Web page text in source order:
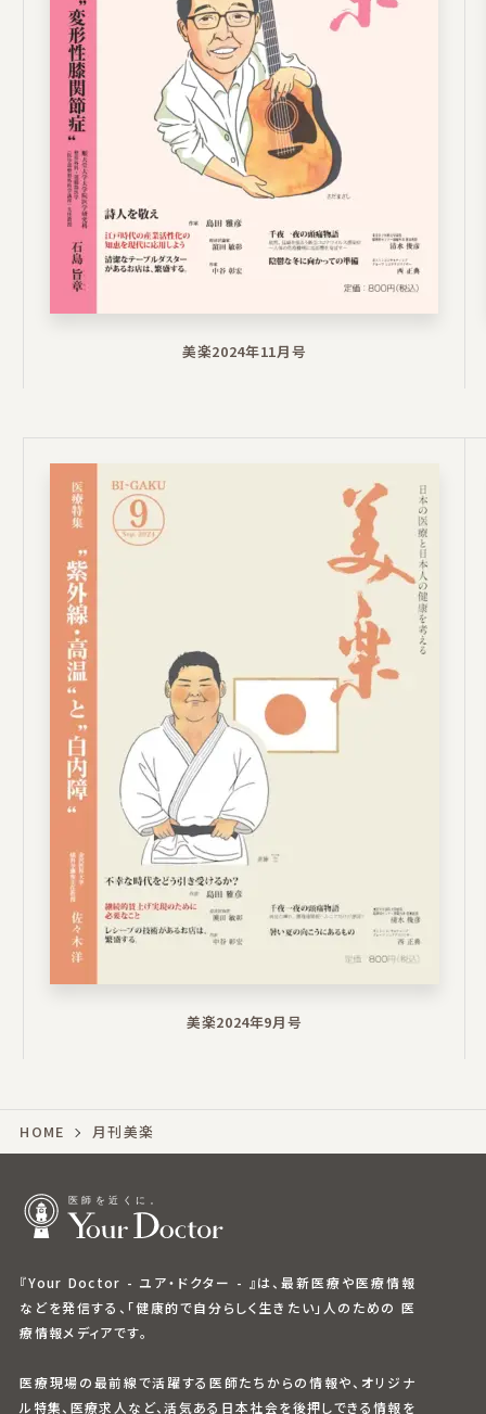
美楽2024年11月号
美楽2024年9月号
HOME 月刊美楽
『Your Doctor - ユア・ドクター - 』は、最新医療や医療情報
などを発信する、「健康的で自分らしく生きたい」人のための 医
療情報メディアです。
医療現場の最前線で活躍する医師たちからの情報や、オリジナ
ル特集、医療求人など、活気ある日本社会を後押しできる情報を